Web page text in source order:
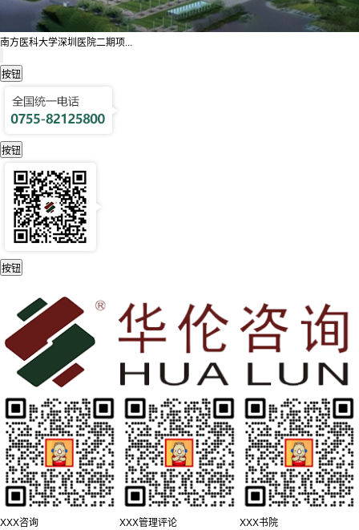
南方医科大学深圳医院二期项...
XXX咨询 XXX管理评论
XXX书院